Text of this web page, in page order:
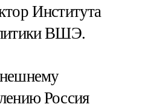
Института
ВШЭ.
Россия